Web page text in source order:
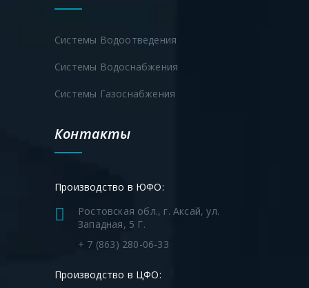
Системы Водоотведения
Системы Водоснабжения
Системы Газоснабжения
Контакты
Производство в ЮФО:
Ростовская обл., г. Аксай, ул.
Западная, 5 Г.
+ 7 (863) 280-06-33
Производство в ЦФО: